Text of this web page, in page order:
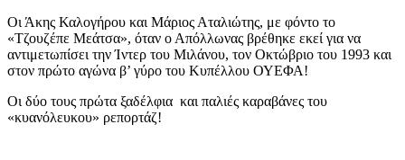
Οι Άκης Καλογήρου και Μάριος Αταλιώτης, με φόντο το
«Τζουζέπε Μεάτσα», όταν ο Απόλλωνας βρέθηκε εκεί για να
αντιμετωπίσει την Ίντερ του Μιλάνου, τον Οκτώβριο του 1993 και
στον πρώτο αγώνα β’ γύρο του Κυπέλλου ΟΥΕΦΑ!
Οι δύο τους πρώτα ξαδέλφια και παλιές καραβάνες του
«κυανόλευκου» ρεπορτάζ!